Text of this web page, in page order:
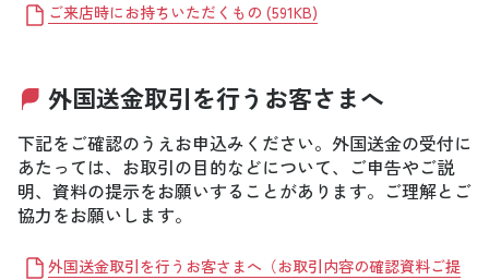
ご来店時にお持ちいただくもの (591KB)
外国送金取引を行うお客さまへ
下記をご確認のうえお申込みください。外国送金の受付に
あたっては、お取引の目的などについて、ご申告やご説
明、資料の提示をお願いすることがあります。ご理解とご
協力をお願いします。
外国送金取引を行うお客さまへ（お取引内容の確認資料ご提